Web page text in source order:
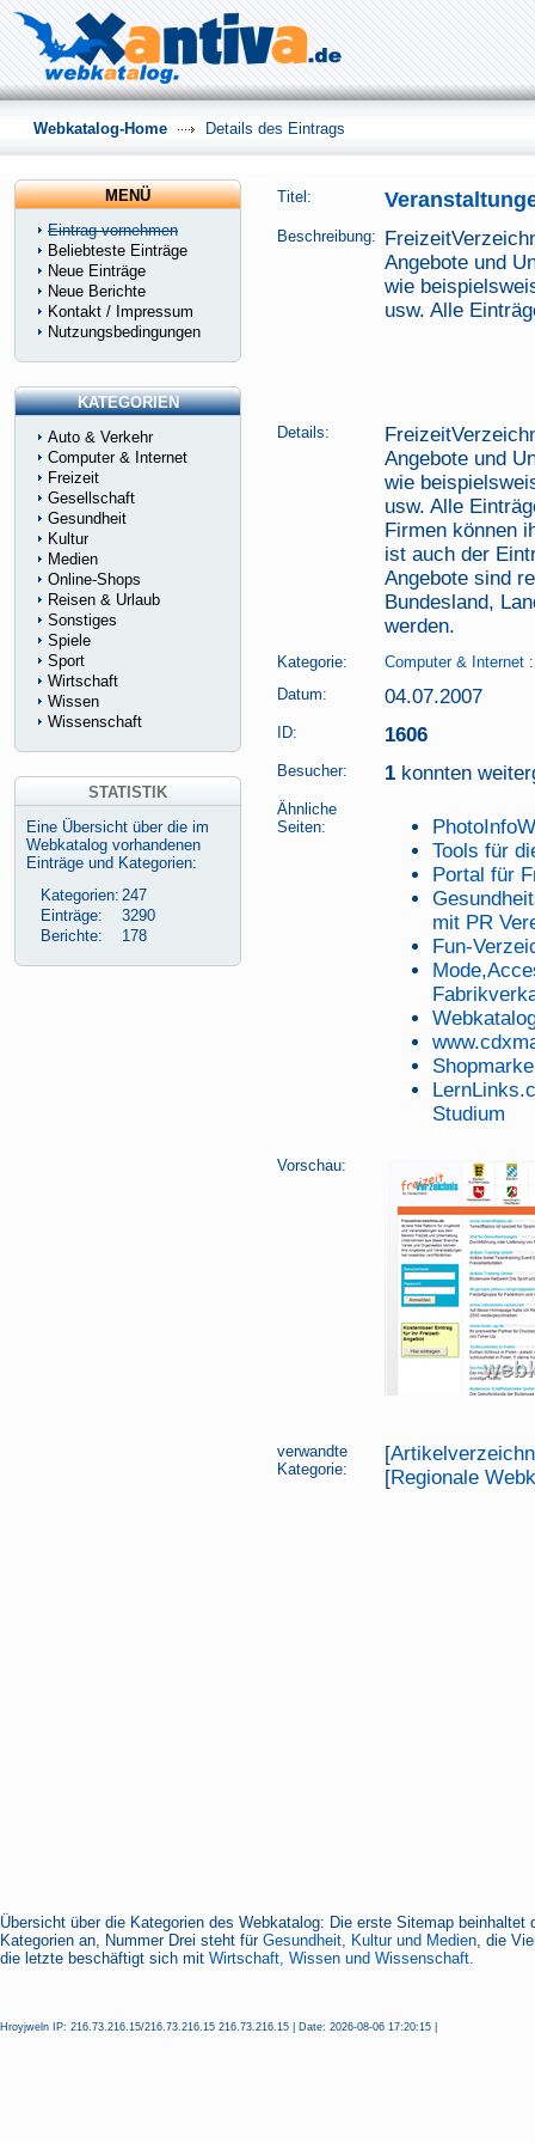
Titel:
Beschreibung:
Angebote und
wie
usw. Alle
Details:
Angebote und
wie
usw. Alle
Firmen können
ist auch der
Angebote sind
Bundesland,
werden.
Kategorie: Computer & Internet
Datum:
04.07.2007
ID: 1606
Besucher: 1 konnten
Ähnliche
Seiten:
Tools für
Portal für
mit PR
Fun-
Studium
Vorschau:
verwandte
Kategorie:
[
[Regionale
Übersicht über die Kategorien des Webkatalog: Die erste Sitemap beinhaltet
Kategorien an, Nummer Drei steht für Gesundheit, Kultur und Medien, die
die letzte beschäftigt sich mit Wirtschaft, Wissen und Wissenschaft.
Hroyjweln IP: 216.73.216.15/216.73.216.15 216.73.216.15 | Date: 2026-08-06 17:20:15 |
Webkatalog-Home Details des Eintrags
MENÜ
Eintrag vornehmen
Beliebteste Einträge
Neue Einträge
Neue Berichte
Kontakt / Impressum
Nutzungsbedingungen
KATEGORIEN
Auto & Verkehr
Computer & Internet
Freizeit
Gesellschaft
Gesundheit
Kultur
Medien
Online-Shops
Reisen & Urlaub
Sonstiges
Spiele
Sport
Wirtschaft
Wissen
Wissenschaft
STATISTIK
Eine Übersicht über die im
Webkatalog vorhandenen
Einträge und Kategorien:
Kategorien: 247
Einträge:
3290
Berichte:
178